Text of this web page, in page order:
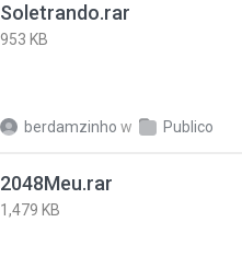
Soletrando.rar
953 KB
berdamzinho w Publico
2048Meu.rar
1,479 KB